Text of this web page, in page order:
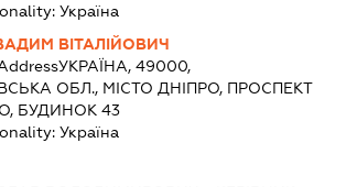
Україна
ВІТАЛІЙОВИЧ
УКРАЇНА, 49000,
ОБЛ., МІСТО ДНІПРО, ПРОСПЕКТ
БУДИНОК 43
Україна